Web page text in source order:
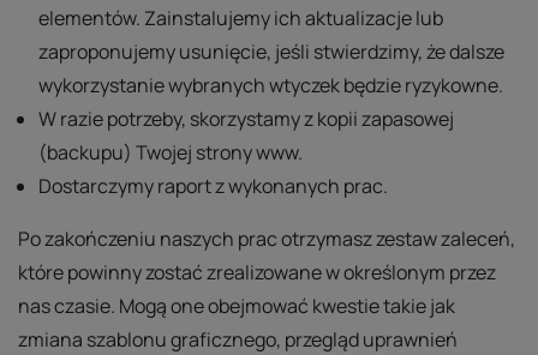
elementów. Zainstalujemy ich aktualizacje lub
zaproponujemy usunięcie, jeśli stwierdzimy, że dalsze
wykorzystanie wybranych wtyczek będzie ryzykowne.
W razie potrzeby, skorzystamy z kopii zapasowej
(backupu) Twojej strony www.
Dostarczymy raport z wykonanych prac.
Po zakończeniu naszych prac otrzymasz zestaw zaleceń,
które powinny zostać zrealizowane w określonym przez
nas czasie. Mogą one obejmować kwestie takie jak
zmiana szablonu graficznego, przegląd uprawnień